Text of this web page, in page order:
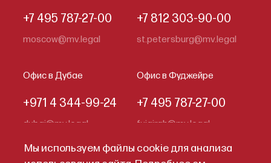
+7 495 787-27-00
moscow@mv.legal
+7 812 303-90-00
st.petersburg@mv.legal
Офис в Дубае
+971 4 344-99-24
dubai@mv.legal
Офис в Фуджейре
+7 495 787-27-00
fujairah@mv.legal
Мы используем файлы cookie для анализа